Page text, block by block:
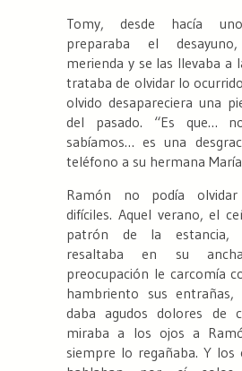
Tomy, desde hacía
preparaba el
merienda y se las llevaba a
trataba de olvidar lo
olvido desapareciera una
del pasado. “Es que…
sabíamos… es una
teléfono a su hermana
Ramón no podía olvidar
difíciles. Aquel verano, el
patrón de la estancia,
resaltaba en su
preocupación le carcomía
hambriento sus
daba agudos dolores de
miraba a los ojos a
siempre lo regañaba. Y los